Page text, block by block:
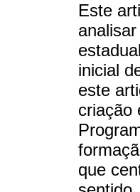
Este
inicial
este
criação
que